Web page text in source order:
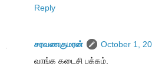
Reply
சரவணகுமரன்
October 1,
வாங்க கடைசி பக்கம்.